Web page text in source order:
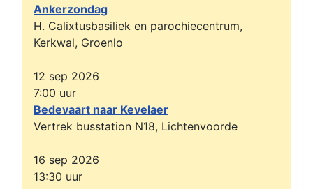
Ankerzondag
H. Calixtusbasiliek en parochiecentrum,
Kerkwal, Groenlo
12 sep 2026
7:00 uur
Bedevaart naar Kevelaer
Vertrek busstation N18, Lichtenvoorde
16 sep 2026
13:30 uur